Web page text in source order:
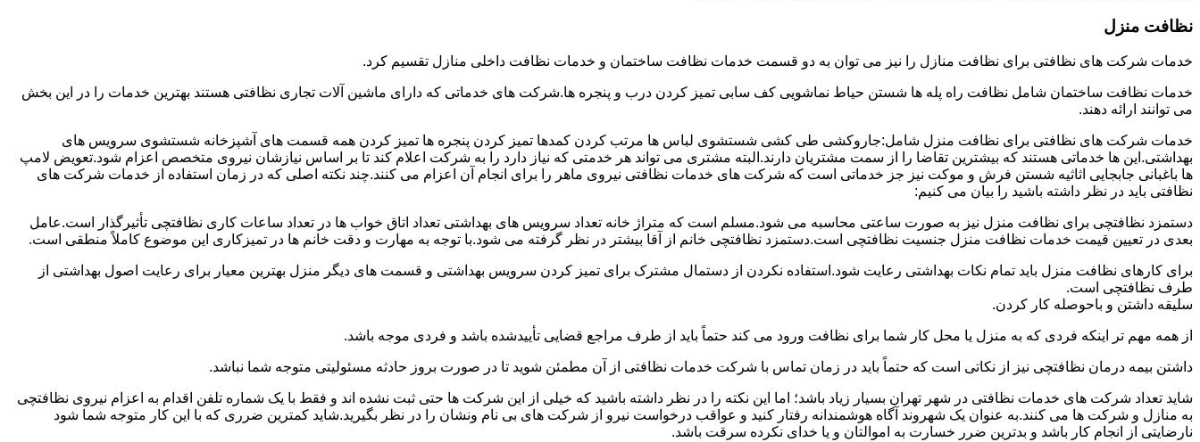
نظافت منزل
خدمات شرکت های نظافتی برای نظافت منازل را نیز می توان به دو قسمت خدمات نظافت ساختمان و خدمات نظافت داخلی منازل تقسیم کرد.
خدمات نظافت ساختمان شامل نظافت راه پله ها شستن حیاط نماشویی کف سابی تمیز کردن درب و پنجره ها.شرکت های خدماتی که دارای ماشین آلات تجاری نظافتی هستند بهترین خدمات را در این بخش
می توانند ارائه دهند.
خدمات شرکت های نظافتی برای نظافت منزل شامل:جاروکشی طی کشی شستشوی لباس ها مرتب کردن کمدها تمیز کردن پنجره ها تمیز کردن همه قسمت های آشپزخانه شستشوی سرویس های
بهداشتی.این ها خدماتی هستند که بیشترین تقاضا را از سمت مشتریان دارند.البته مشتری می تواند هر خدمتی که نیاز دارد را به شرکت اعلام کند تا بر اساس نیازشان نیروی متخصص اعزام شود.تعویض لامپ
ها باغبانی جابجایی اثاثیه شستن فرش و موکت نیز جز خدماتی است که شرکت های خدمات نظافتی نیروی ماهر را برای انجام آن اعزام می کنند.چند نکته اصلی که در زمان استفاده از خدمات شرکت های
نظافتی باید در نظر داشته باشید را بیان می کنیم:
دستمزد نظافتچی برای نظافت منزل نیز به صورت ساعتی محاسبه می شود.مسلم است که متراژ خانه تعداد سرویس های بهداشتی تعداد اتاق خواب ها در تعداد ساعات کاری نظافتچی تأثیرگذار است.عامل
بعدی در تعیین قیمت خدمات نظافت منزل جنسیت نظافتچی است.دستمزد نظافتچی خانم از آقا بیشتر در نظر گرفته می شود.با توجه به مهارت و دقت خانم ها در تمیزکاری این موضوع کاملاً منطقی است.
برای کارهای نظافت منزل باید تمام نکات بهداشتی رعایت شود.استفاده نکردن از دستمال مشترک برای تمیز کردن سرویس بهداشتی و قسمت های دیگر منزل بهترین معیار برای رعایت اصول بهداشتی از
طرف نظافتچی است.
سلیقه داشتن و باحوصله کار کردن.
از همه مهم تر اینکه فردی که به منزل یا محل کار شما برای نظافت ورود می کند حتماً باید از طرف مراجع قضایی تأییدشده باشد و فردی موجه باشد.
داشتن بیمه درمان نظافتچی نیز از نکاتی است که حتماً باید در زمان تماس با شرکت خدمات نظافتی از آن مطمئن شوید تا در صورت بروز حادثه مسئولیتی متوجه شما نباشد.
شاید تعداد شرکت های خدمات نظافتی در شهر تهران بسیار زیاد باشد؛ اما این نکته را در نظر داشته باشید که خیلی از این شرکت ها حتی ثبت نشده اند و فقط با یک شماره تلفن اقدام به اعزام نیروی نظافتچی
به منازل و شرکت ها می کنند.به عنوان یک شهروند آگاه هوشمندانه رفتار کنید و عواقب درخواست نیرو از شرکت های بی نام ونشان را در نظر بگیرید.شاید کمترین ضرری که با این کار متوجه شما شود
نارضایتی از انجام کار باشد و بدترین ضرر خسارت به اموالتان و یا خدای نکرده سرقت باشد.